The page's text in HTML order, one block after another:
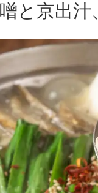
と京出汁